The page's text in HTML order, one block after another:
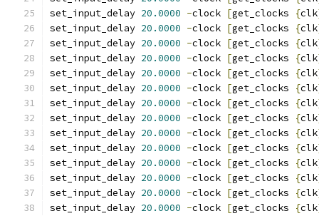
set_input_delay 20.0000 -clock [get_clocks {clk
set_input_delay 20.0000 -clock [get_clocks {clk
set_input_delay 20.0000 -clock [get_clocks {clk
set_input_delay 20.0000 -clock [get_clocks {clk
set_input_delay 20.0000 -clock [get_clocks {clk
set_input_delay 20.0000 -clock [get_clocks {clk
set_input_delay 20.0000 -clock [get_clocks {clk
set_input_delay 20.0000 -clock [get_clocks {clk
set_input_delay 20.0000 -clock [get_clocks {clk
set_input_delay 20.0000 -clock [get_clocks {clk
set_input_delay 20.0000 -clock [get_clocks {clk
set_input_delay 20.0000 -clock [get_clocks {clk
set_input_delay 20.0000 -clock [get_clocks {clk
set_input_delay 20.0000 -clock [get_clocks {clk